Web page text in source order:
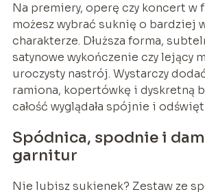
Na premiery, operę czy koncert w
możesz wybrać suknię o bardziej
charakterze. Dłuższa forma,
satynowe wykończenie czy lejący
uroczysty nastrój. Wystarczy
ramiona, kopertówkę i dyskretną
całość wyglądała spójnie i
Spódnica, spodnie i
garnitur
Nie lubisz sukienek? Zestaw ze